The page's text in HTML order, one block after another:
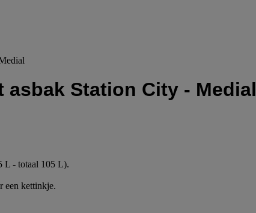
asbak Station City - Medial
L - totaal 105 L).
een kettinkje.